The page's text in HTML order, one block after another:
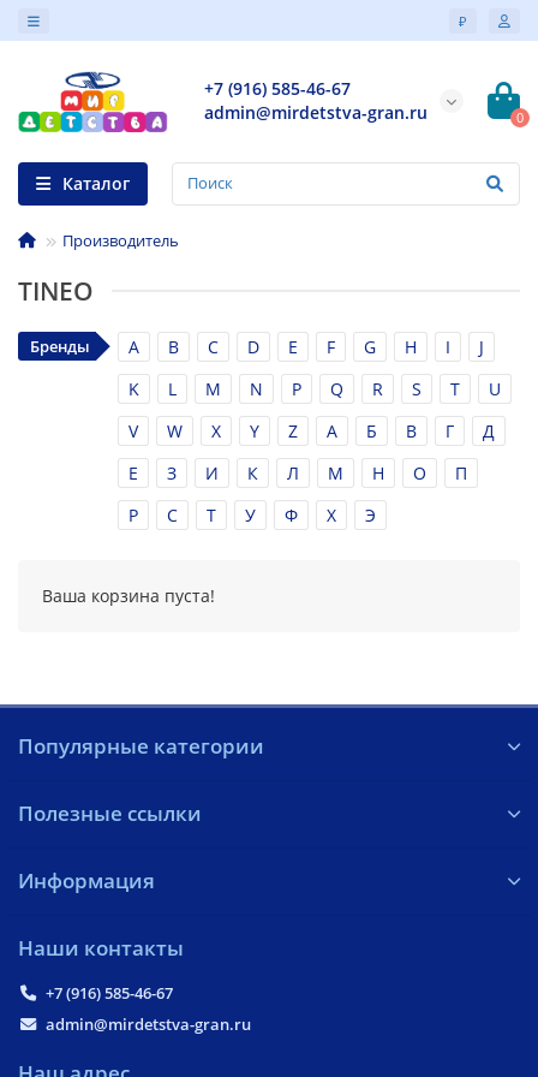
₽
+7 (916) 585-46-67
admin@mirdetstva-gran.ru
0
Каталог
Производитель
TINEO
Бренды A B C D E F G H I
J
K
L M N P Q R S T
U
V
W X Y Z А Б В Г
Д
Е
З И К Л М Н О
П
Р
С Т У Ф Х Э
Ваша корзина пуста!
Популярные категории
Полезные ссылки
Информация
Наши контакты
+7 (916) 585-46-67
admin@mirdetstva-gran.ru